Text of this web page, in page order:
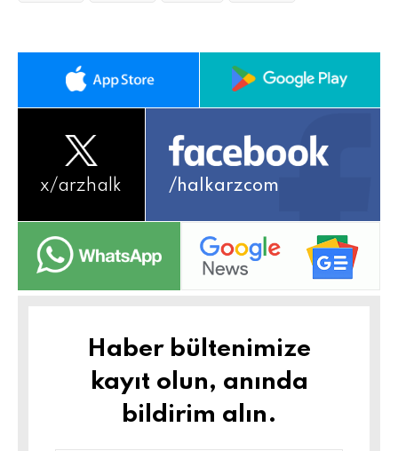
x/arzhalk /halkarzcom
Haber bültenimize
kayıt olun, anında
bildirim alın.